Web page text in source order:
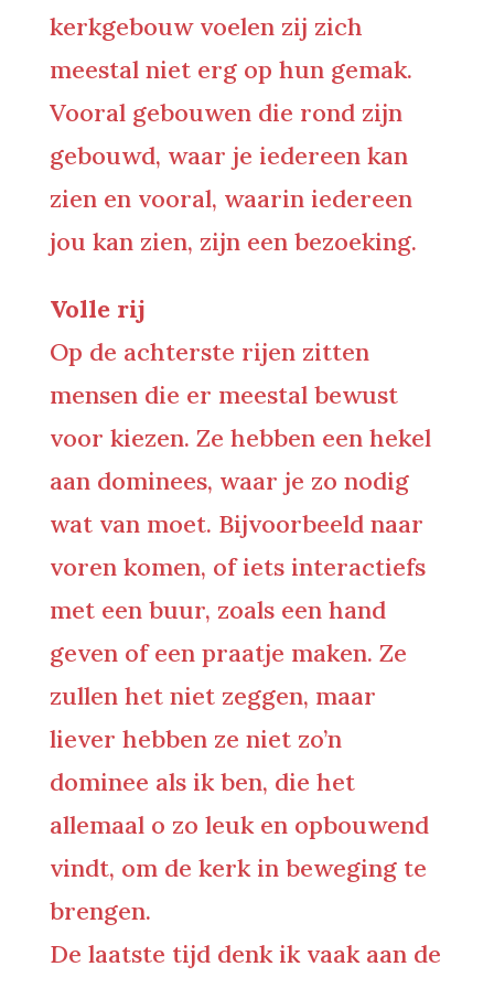
kerkgebouw voelen zij zich
meestal niet erg op hun gemak.
Vooral gebouwen die rond zijn
gebouwd, waar je iedereen kan
zien en vooral, waarin iedereen
jou kan zien, zijn een bezoeking.
Volle rij
Op de achterste rijen zitten
mensen die er meestal bewust
voor kiezen. Ze hebben een hekel
aan dominees, waar je zo nodig
wat van moet. Bijvoorbeeld naar
voren komen, of iets interactiefs
met een buur, zoals een hand
geven of een praatje maken. Ze
zullen het niet zeggen, maar
liever hebben ze niet zo’n
dominee als ik ben, die het
allemaal o zo leuk en opbouwend
vindt, om de kerk in beweging te
brengen.
De laatste tijd denk ik vaak aan de